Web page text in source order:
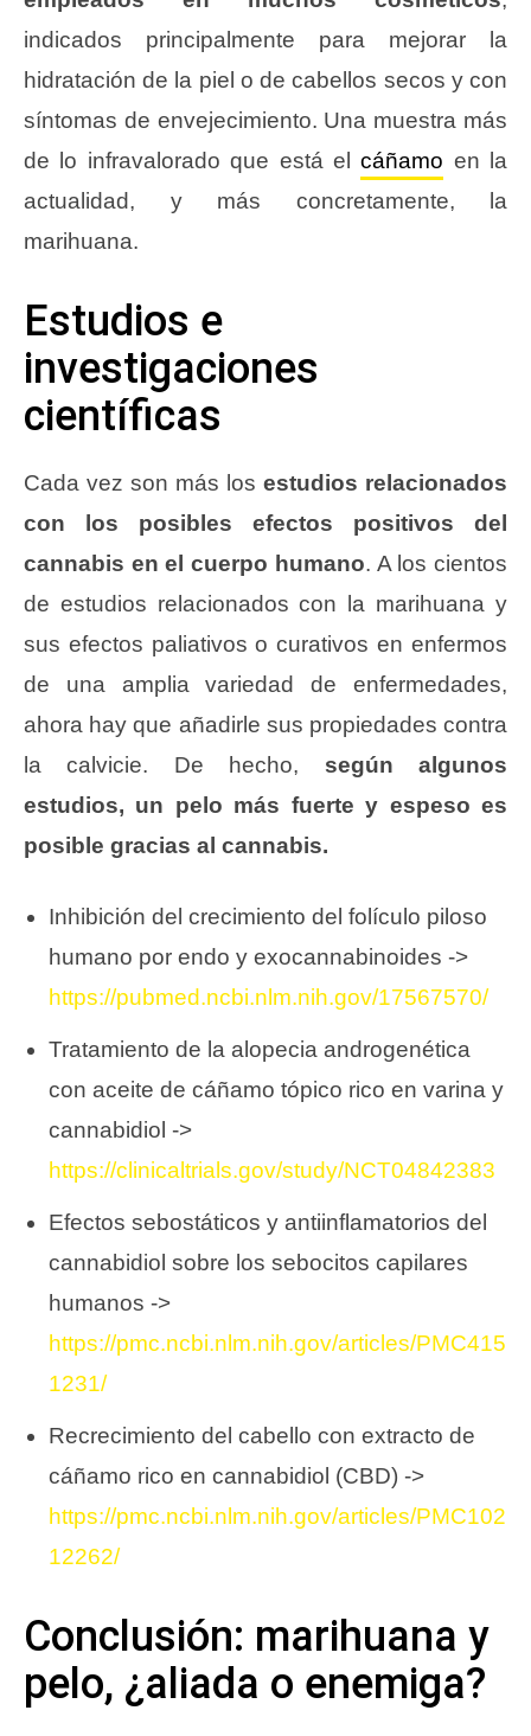
indicados principalmente para mejorar la
hidratación de la piel o de cabellos secos y con
síntomas de envejecimiento. Una muestra más
de lo infravalorado que está elcáñamo en la
actualidad, y más concretamente, la
marihuana.
Estudios e
investigaciones
científicas
Cada vez son más los estudios relacionados
con los posibles efectos positivos del
cannabis en el cuerpo humano. A los cientos
de estudios relacionados con la marihuana y
sus efectos paliativos o curativos en enfermos
de una amplia variedad de enfermedades,
ahora hay que añadirle sus propiedades contra
la calvicie. De hecho, según algunos
estudios, un pelo más fuerte y espeso es
posible gracias al cannabis.
Inhibición del crecimiento del folículo piloso
humano por endo y exocannabinoides ->
https://pubmed.ncbi.nlm.nih.gov/17567570/
Tratamiento de la alopecia androgenética
con aceite de cáñamo tópico rico en varina y
cannabidiol ->
https://clinicaltrials.gov/study/NCT04842383
Efectos sebostáticos y antiinflamatorios del
cannabidiol sobre los sebocitos capilares
humanos ->
https://pmc.ncbi.nlm.nih.gov/articles/PMC415
1231/
Recrecimiento del cabello con extracto de
cáñamo rico en cannabidiol (CBD) ->
https://pmc.ncbi.nlm.nih.gov/articles/PMC102
12262/
Conclusión: marihuana y
pelo, ¿aliada o enemiga?